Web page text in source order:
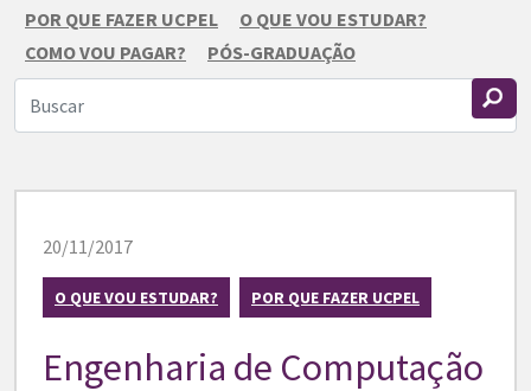
POR QUE FAZER UCPEL
O QUE VOU ESTUDAR?
COMO VOU PAGAR?
PÓS-GRADUAÇÃO
20/11/2017
O QUE VOU ESTUDAR? POR QUE FAZER UCPEL
Engenharia de Computação